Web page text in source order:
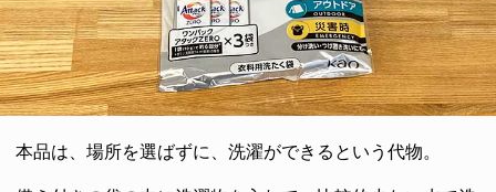
本品は、場所を選ばずに、洗濯ができるという代物。